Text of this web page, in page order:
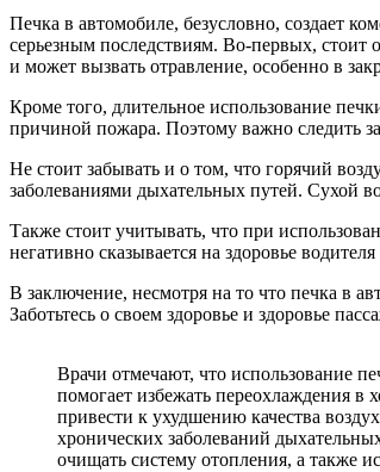
Печка в автомобиле, безусловно, создает
серьезным последствиям. Во-первых, стоит
и может вызвать отравление, особенно в
Кроме того, длительное использование
причиной пожара. Поэтому важно следить
Не стоит забывать и о том, что горячий
заболеваниями дыхательных путей. Сухой
Также стоит учитывать, что при
негативно сказывается на здоровье
В заключение, несмотря на то что печка в
Заботьтесь о своем здоровье и здоровье
Врачи отмечают, что использование
помогает избежать переохлаждения в
привести к ухудшению качества
хронических заболеваний
очищать систему отопления, а также